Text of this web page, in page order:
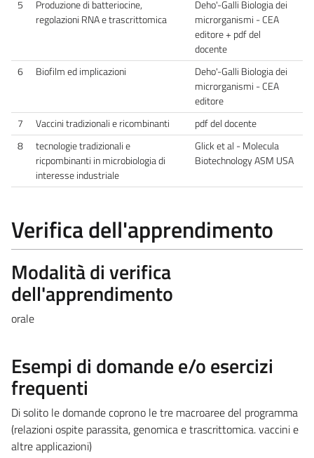
5
Produzione di batteriocine,
regolazioni RNA e trascrittomica
Deho'-Galli Biologia dei
microrganismi - CEA
editore + pdf del
docente
6
Biofilm ed implicazioni
Deho'-Galli Biologia dei
microrganismi - CEA
editore
7
Vaccini tradizionali e ricombinanti
pdf del docente
8
tecnologie tradizionali e
ricpombinanti in microbiologia di
interesse industriale
Glick et al - Molecula
Biotechnology ASM USA
Verifica dell'apprendimento
Modalità di verifica
dell'apprendimento
orale
Esempi di domande e/o esercizi
frequenti
Di solito le domande coprono le tre macroaree del programma
(relazioni ospite parassita, genomica e trascrittomica. vaccini e
altre applicazioni)